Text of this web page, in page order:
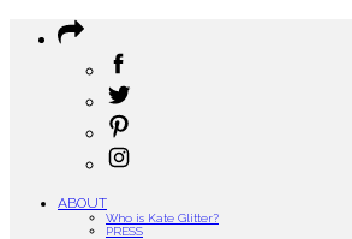
ABOUT
Who is Kate Glitter?
PRESS